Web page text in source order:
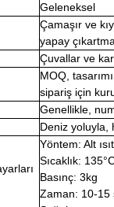
Geleneksel
Çamaşır ve
yapay
Çuvallar ve
MOQ,
sipariş için
Genellikle,
Deniz yoluyla,
Yöntem: Alt
Sıcaklık:
Basınç: 3kg
Zaman: 10-15